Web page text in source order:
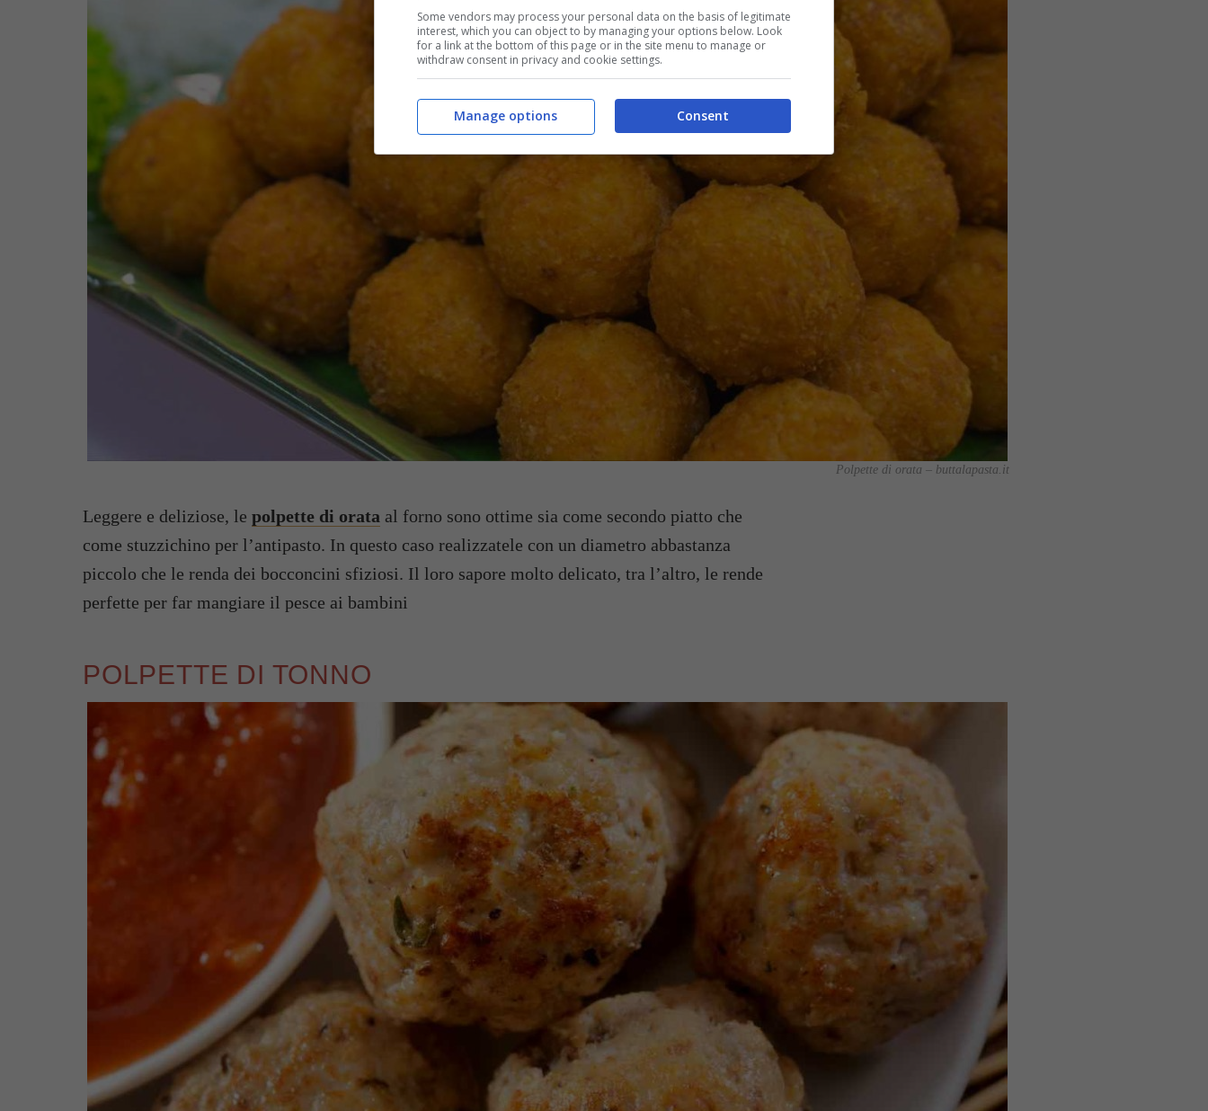
Polpette di orata – buttalapasta.it
Leggere e deliziose, le polpette di orata al forno sono ottime sia come secondo piatto che
come stuzzichino per l’antipasto. In questo caso realizzatele con un diametro abbastanza
piccolo che le renda dei bocconcini sfiziosi. Il loro sapore molto delicato, tra l’altro, le rende
perfette per far mangiare il pesce ai bambini
POLPETTE DI TONNO
Some vendors may process your personal data on the basis of legitimate
interest, which you can object to by managing your options below. Look
for a link at the bottom of this page or in the site menu to manage or
withdraw consent in privacy and cookie settings.
Consent
Manage options